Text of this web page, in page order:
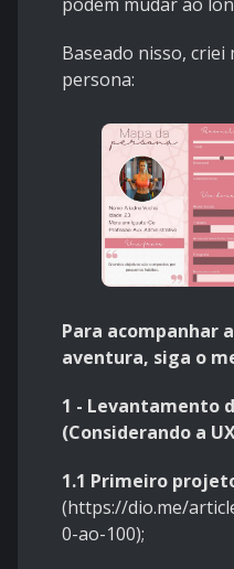
Baseado nisso,
persona:
Para acompanhar
aventura, siga o
1 - Levantamento
(Considerando a
1.1 Primeiro
(https://dio.me/
0-ao-100);